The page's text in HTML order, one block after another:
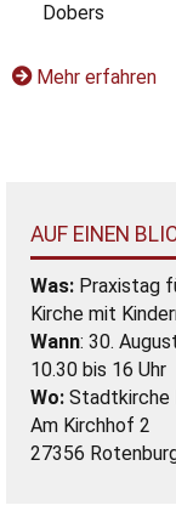
Dobers
Mehr erfahren
AUF EINEN
Was: Praxistag
Kirche mit
Wann: 30.
10.30 bis 16 Uhr
Wo: Stadtkirche
Am Kirchhof 2
27356